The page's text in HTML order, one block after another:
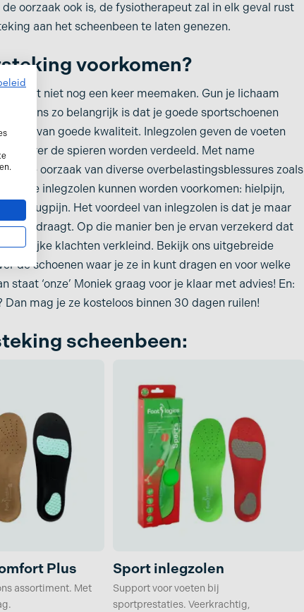
oorzaak ook is, de fysiotherapeut zal in elk geval rust
aan het scheenbeen te laten genezen.
voorkomen?
wil dat niet nog een keer meemaken. Gun je lichaam
zo belangrijk is dat je goede sportschoenen
van goede kwaliteit. Inlegzolen geven de voeten
over de spieren worden verdeeld. Met name
de oorzaak van diverse overbelastingsblessures zoals
deze inlegzolen kunnen worden voorkomen: hielpijn,
lage rugpijn. Het voordeel van inlegzolen is dat je maar
draagt. Op die manier ben je ervan verzekerd dat
klachten verkleind. Bekijk ons uitgebreide
de schoenen waar je ze in kunt dragen en voor welke
‘onze’ Moniek graag voor je klaar met advies! En:
mag je ze kosteloos binnen 30 dagen ruilen!
scheenbeen:
Plus
assortiment. Met
Sport inlegzolen
Support voor voeten bij
sportprestaties. Veerkrachtig,